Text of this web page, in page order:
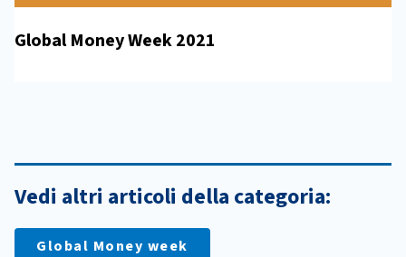
Global Money Week 2021
Vedi altri articoli della categoria:
Global Money week